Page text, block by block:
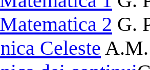
2 G.
Celeste